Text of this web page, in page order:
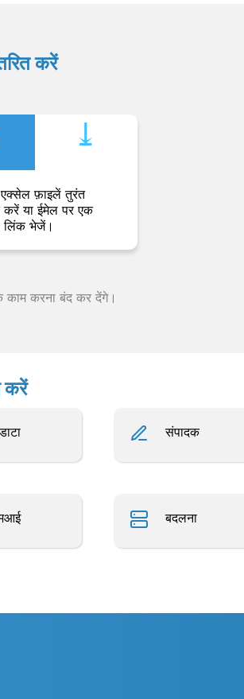
करें
⤓︎
एक्सेल फ़ाइलें तुरंत
करें या ईमेल पर एक
लिंक भेजें।
काम करना बंद कर देंगे।
करें
संपादक
बदलना